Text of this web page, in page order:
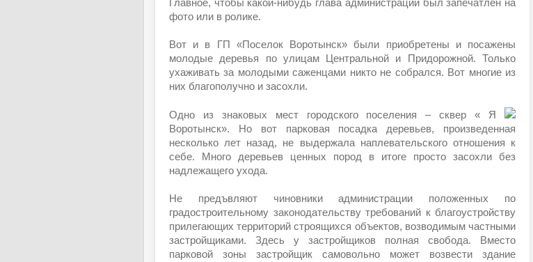
Главное, чтобы какой-нибудь глава администрации был запечатлен на
фото или в ролике.
Вот и в ГП «Поселок Воротынск» были приобретены и посажены
молодые деревья по улицам Центральной и Придорожной. Только
ухаживать за молодыми саженцами никто не собрался. Вот многие из
них благополучно и засохли.
Одно из знаковых мест городского поселения – сквер « Я
Воротынск». Но вот парковая посадка деревьев, произведенная
несколько лет назад, не выдержала наплевательского отношения к
себе. Много деревьев ценных пород в итоге просто засохли без
надлежащего ухода.
Не предъвляют чиновники администрации положенных по
градостроительному законодательству требований к благоустройству
прилегающих территорий строящихся объектов, возводимым частными
застройщиками. Здесь у застройщиков полная свобода. Вместо
парковой зоны застройщик самовольно может возвести здание